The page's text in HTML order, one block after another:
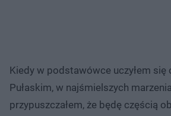
Kiedy w podstawówce uczyłem się
Pułaskim, w najśmielszych
przypuszczałem, że będę częścią